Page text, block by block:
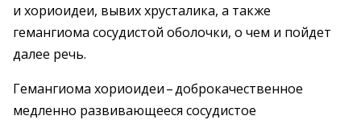
и хорио­идеи, вывих хрусталика, а также
гемангиома сосудистой оболочки, о чем и пойдет
далее речь.
Гемангиома хориоидеи – ​добро­качественное
медленно развивающееся сосудистое